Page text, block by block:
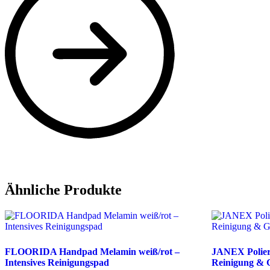
Ähnliche Produkte
FLOORIDA Handpad Melamin weiß/rot –
Intensives Reinigungspad
JANEX
Reinigung &